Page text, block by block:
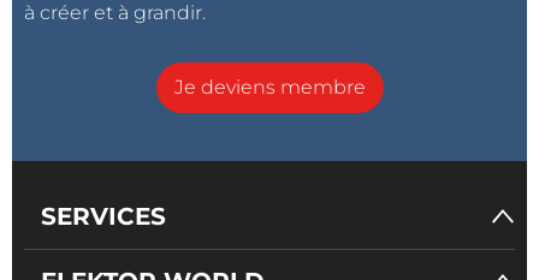
à créer et à grandir.
Je deviens membre
SERVICES